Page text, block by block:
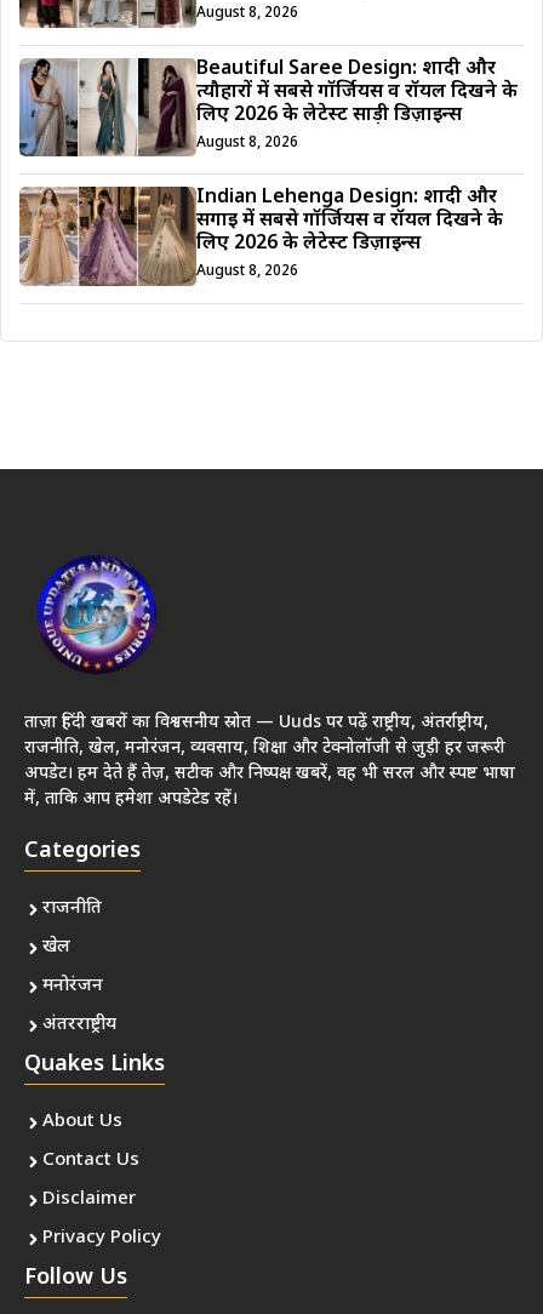
August 8, 2026
Beautiful Saree Design: शादी और
त्यौहारों में सबसे गॉर्जियस व रॉयल दिखने के
लिए 2026 के लेटेस्ट साड़ी डिज़ाइन्स
August 8, 2026
Indian Lehenga Design: शादी और
सगाई में सबसे गॉर्जियस व रॉयल दिखने के
लिए 2026 के लेटेस्ट डिज़ाइन्स
August 8, 2026
ताज़ा हिंदी खबरों का विश्वसनीय स्रोत — Uuds पर पढ़ें राष्ट्रीय, अंतर्राष्ट्रीय,
राजनीति, खेल, मनोरंजन, व्यवसाय, शिक्षा और टेक्नोलॉजी से जुड़ी हर जरूरी
अपडेट। हम देते हैं तेज़, सटीक और निष्पक्ष खबरें, वह भी सरल और स्पष्ट भाषा
में, ताकि आप हमेशा अपडेटेड रहें।
Categories
राजनीति
खेल
मनोरंजन
अंतरराष्ट्रीय
Quakes Links
About Us
Contact Us
Disclaimer
Privacy Policy
Follow Us